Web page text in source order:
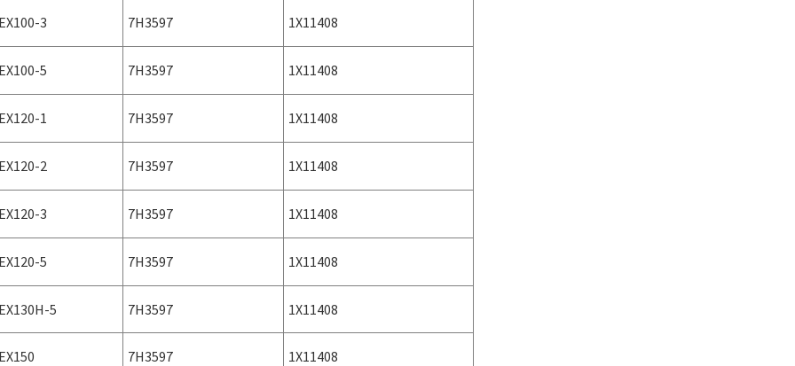
EX100-3 7H3597 1X11408
EX100-5 7H3597 1X11408
EX120-1 7H3597 1X11408
EX120-2 7H3597 1X11408
EX120-3 7H3597 1X11408
EX120-5 7H3597 1X11408
EX130H-5 7H3597 1X11408
EX150 7H3597 1X11408